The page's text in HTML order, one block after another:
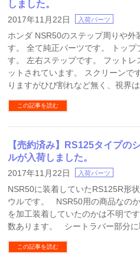
しました。
2017年11月22日 入荷パーツ
ホンダ NSR50のステップ周りや外
す。 全て純正パーツです。 トップ
す。 左右ステップです。 フットレ
ットされています。 スクリーンで
りますがひび割れなど無く、視界
この記事を読む
【売約済み】RS125タイプの
ルが入荷しました。
2017年11月22日 入荷パーツ
NSR50に装着していたRS125R形
ウルです。 NSR50用の商品なの
を加工装着していたのかは不明で
数あります。 シートラバー部分に
この記事を読む